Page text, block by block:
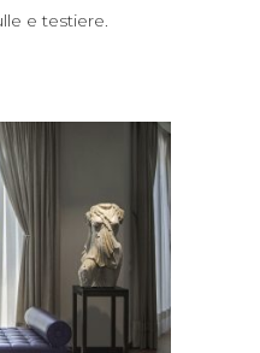
e testiere.